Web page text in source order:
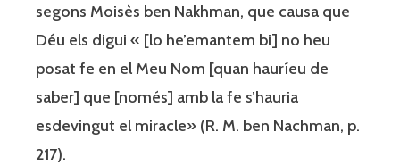
segons Moisès ben Nakhman, que causa que
Déu els digui « [lo he’emantem bi] no heu
posat fe en el Meu Nom [quan hauríeu de
saber] que [només] amb la fe s’hauria
esdevingut el miracle» (R. M. ben Nachman, p.
217).